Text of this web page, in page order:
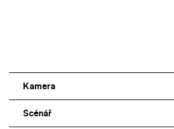
Kamera
Scénář